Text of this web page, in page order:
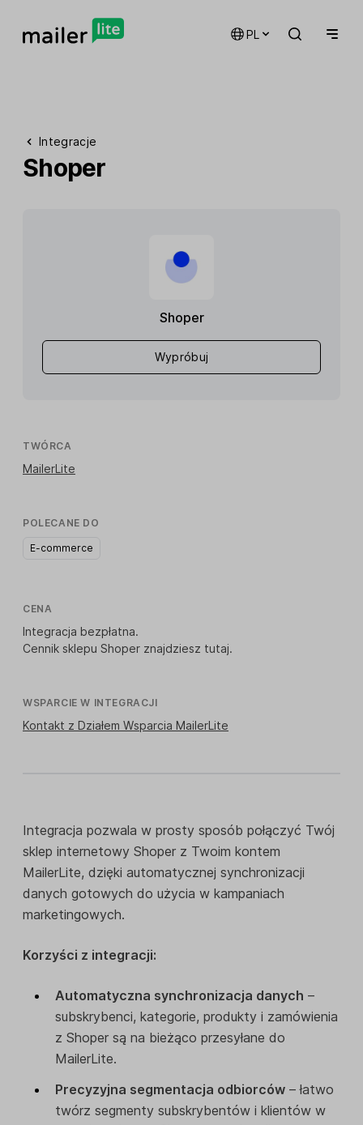
PL
Integracje
Shoper
Shoper
Wypróbuj
TWÓRCA
MailerLite
POLECANE DO
E-commerce
CENA
Integracja bezpłatna.
Cennik sklepu Shoper znajdziesz tutaj.
WSPARCIE W INTEGRACJI
Kontakt z Działem Wsparcia MailerLite
Integracja pozwala w prosty sposób połączyć Twój
sklep internetowy Shoper z Twoim kontem
MailerLite, dzięki automatycznej synchronizacji
danych gotowych do użycia w kampaniach
marketingowych.
Korzyści z integracji:
Automatyczna synchronizacja danych –
subskrybenci, kategorie, produkty i zamówienia
z Shoper są na bieżąco przesyłane do
MailerLite.
Precyzyjna segmentacja odbiorców – łatwo
twórz segmenty subskrybentów i klientów w